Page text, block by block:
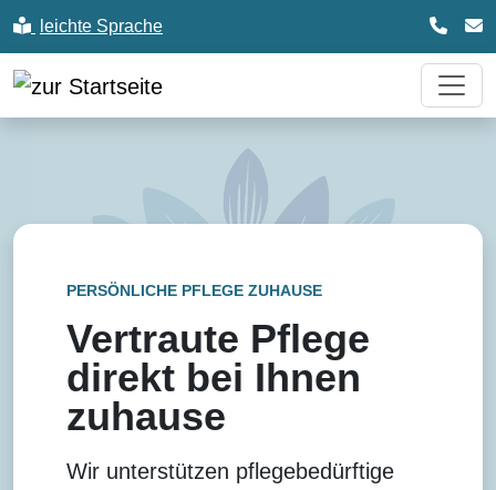
leichte Sprache
aktivieren
PERSÖNLICHE PFLEGE ZUHAUSE
Vertraute Pflege
direkt bei Ihnen
zuhause
Wir unterstützen pflegebedürftige